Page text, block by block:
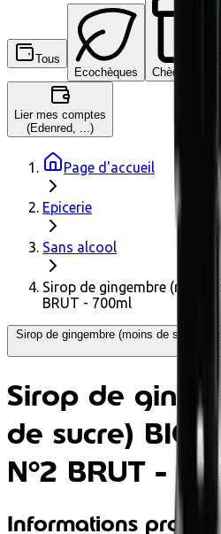
Tous
Ecochèques
Chèques-
Lier mes comptes
(Edenred, ...)
Page d'accueil
Epicerie
Sans alcool
Sirop de gingembre (moins
BRUT - 700ml
Sirop de gingembre (moins de sucre)
Sirop de
de sucre) BIO
N°2 BRUT -
Informations produit